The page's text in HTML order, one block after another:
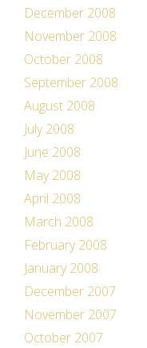
December 2008
November 2008
October 2008
September 2008
August 2008
July 2008
June 2008
May 2008
April 2008
March 2008
February 2008
January 2008
December 2007
November 2007
October 2007